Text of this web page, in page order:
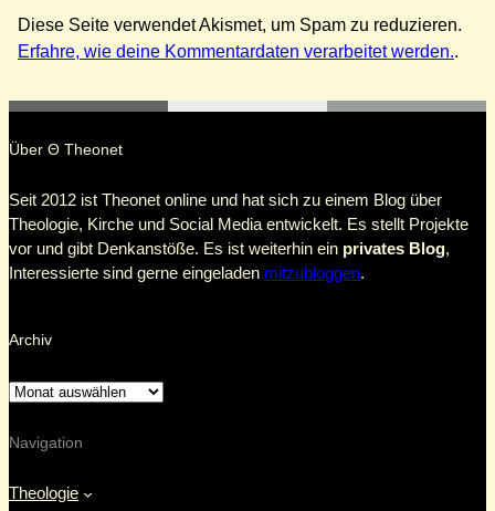
Diese Seite verwendet Akismet, um Spam zu reduzieren.
Erfahre, wie deine Kommentardaten verarbeitet werden..
Über Θ Theonet
Seit 2012 ist Theonet online und hat sich zu einem Blog über
Theologie, Kirche und Social Media entwickelt. Es stellt Projekte
vor und gibt Denkanstöße. Es ist weiterhin ein privates Blog,
Interessierte sind gerne eingeladen mitzubloggen.
Archiv
Navigation
Theologie